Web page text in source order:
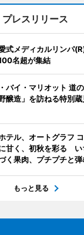
プレスリリース
式メディカルリンパ
名超が集結
バイ・マリオット 道
醸造」を訪ねる特別
テル、オートグラフ
甘く、初秋を彩る い
果肉、プチプチと弾
もっと見る